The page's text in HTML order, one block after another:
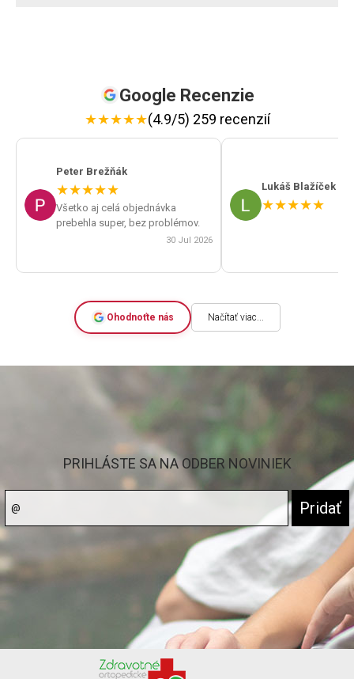
Google Recenzie
★★★★★(4.9/5) 259 recenzií
Peter Brežňák
★★★★★
Všetko aj celá objednávka
prebehla super, bez problémov.
30 Jul 2026
Lukáš Blažíček
★★★★★
Ohodnoťte nás Načítať viac...
PRIHLÁSTE SA NA ODBER NOVINIEK